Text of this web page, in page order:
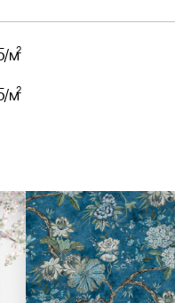
м2
м2